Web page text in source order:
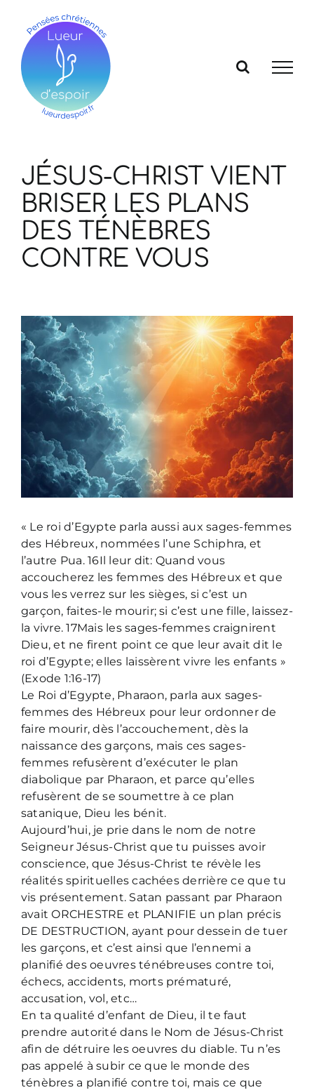
contenu
JÉSUS-CHRIST VIENT
BRISER LES PLANS
DES TÉNÈBRES
CONTRE VOUS
Voir
l'image
agrandie
« Le roi d’Egypte parla aussi aux sages-femmes
des Hébreux, nommées l’une Schiphra, et
l’autre Pua. 16Il leur dit: Quand vous
accoucherez les femmes des Hébreux et que
vous les verrez sur les sièges, si c’est un
garçon, faites-le mourir; si c’est une fille, laissez-
la vivre. 17Mais les sages-femmes craignirent
Dieu, et ne firent point ce que leur avait dit le
roi d’Egypte; elles laissèrent vivre les enfants »
(Exode 1:16-17)
Le Roi d’Egypte, Pharaon, parla aux sages-
femmes des Hébreux pour leur ordonner de
faire mourir, dès l’accouchement, dès la
naissance des garçons, mais ces sages-
femmes refusèrent d’exécuter le plan
diabolique par Pharaon, et parce qu’elles
refusèrent de se soumettre à ce plan
satanique, Dieu les bénit.
Aujourd’hui, je prie dans le nom de notre
Seigneur Jésus-Christ que tu puisses avoir
conscience, que Jésus-Christ te révèle les
réalités spirituelles cachées derrière ce que tu
vis présentement. Satan passant par Pharaon
avait ORCHESTRE et PLANIFIE un plan précis
DE DESTRUCTION, ayant pour dessein de tuer
les garçons, et c’est ainsi que l’ennemi a
planifié des oeuvres ténébreuses contre toi,
échecs, accidents, morts prématuré,
accusation, vol, etc…
En ta qualité d’enfant de Dieu, il te faut
prendre autorité dans le Nom de Jésus-Christ
afin de détruire les oeuvres du diable. Tu n’es
pas appelé à subir ce que le monde des
ténèbres a planifié contre toi, mais ce que